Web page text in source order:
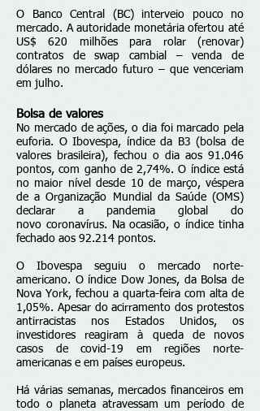
O Banco Central (BC) interveio pouco no
mercado. A autoridade monetária ofertou até
US$ 620 milhões para rolar (renovar)
contratos de swap cambial – venda de
dólares no mercado futuro – que venceriam
em julho.
Bolsa de valores
No mercado de ações, o dia foi marcado pela
euforia. O Ibovespa, índice da B3 (bolsa de
valores brasileira), fechou o dia aos 91.046
pontos, com ganho de 2,74%. O índice está
no maior nível desde 10 de março, véspera
de a Organização Mundial da Saúde (OMS)
declarar a pandemia global do
novo coronavírus. Na ocasião, o índice tinha
fechado aos 92.214 pontos.
O Ibovespa seguiu o mercado norte-
americano. O índice Dow Jones, da Bolsa de
Nova York, fechou a quarta-feira com alta de
1,05%. Apesar do acirramento dos protestos
antirracistas nos Estados Unidos, os
investidores reagiram à queda de novos
casos de covid-19 em regiões norte-
americanas e em países europeus.
Há várias semanas, mercados financeiros em
todo o planeta atravessam um período de